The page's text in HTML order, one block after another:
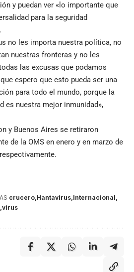
y puedan ver «lo importante que
para la seguridad
no les importa nuestra política, no
nuestras fronteras y no les
las excusas que podamos
espero que esto pueda ser una
para todo el mundo, porque la
es nuestra mejor inmunidad»,
y Buenos Aires se retiraron
de la OMS en enero y en marzo de
crucero Hantavirus Internacional
virus